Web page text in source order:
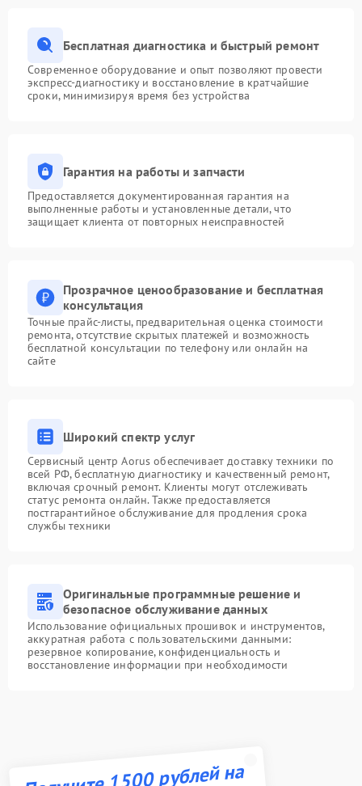
Бесплатная диагностика и быстрый ремонт
Современное оборудование и опыт позволяют провести
экспресс-диагностику и восстановление в кратчайшие
сроки, минимизируя время без устройства
Гарантия на работы и запчасти
Предоставляется документированная гарантия на
выполненные работы и установленные детали, что
защищает клиента от повторных неисправностей
Прозрачное ценообразование и бесплатная
консультация
Точные прайс-листы, предварительная оценка стоимости
ремонта, отсутствие скрытых платежей и возможность
бесплатной консультации по телефону или онлайн на
сайте
Широкий спектр услуг
Сервисный центр Aorus обеспечивает доставку техники по
всей РФ, бесплатную диагностику и качественный ремонт,
включая срочный ремонт. Клиенты могут отслеживать
статус ремонта онлайн. Также предоставляется
постгарантийное обслуживание для продления срока
службы техники
Оригинальные программные решение и
безопасное обслуживание данных
Использование официальных прошивок и инструментов,
аккуратная работа с пользовательскими данными:
резервное копирование, конфиденциальность и
восстановление информации при необходимости